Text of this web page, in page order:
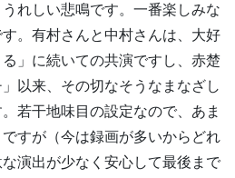
れしい悲鳴です。一番楽しみな
。有村さんと中村さんは、大好
」に続いての共演ですし、赤楚
以来、その切なそうなまなざし
若干地味目の設定なので、あま
すが（今は録画が多いからどれ
演出が少なく安心して最後まで